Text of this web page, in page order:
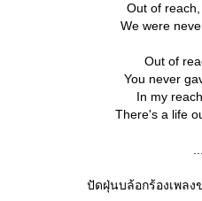
Out of
We were
Out of
You never
In my
There's a life
ปัดฝุ่นบล้อกร้องเพล